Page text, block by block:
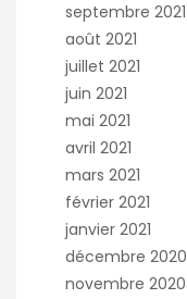
septembre 2021
août 2021
juillet 2021
juin 2021
mai 2021
avril 2021
mars 2021
février 2021
janvier 2021
décembre 2020
novembre 2020